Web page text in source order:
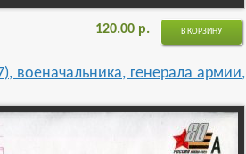
В КОРЗИНУ
120.00 р.
военачальника, генерала армии,